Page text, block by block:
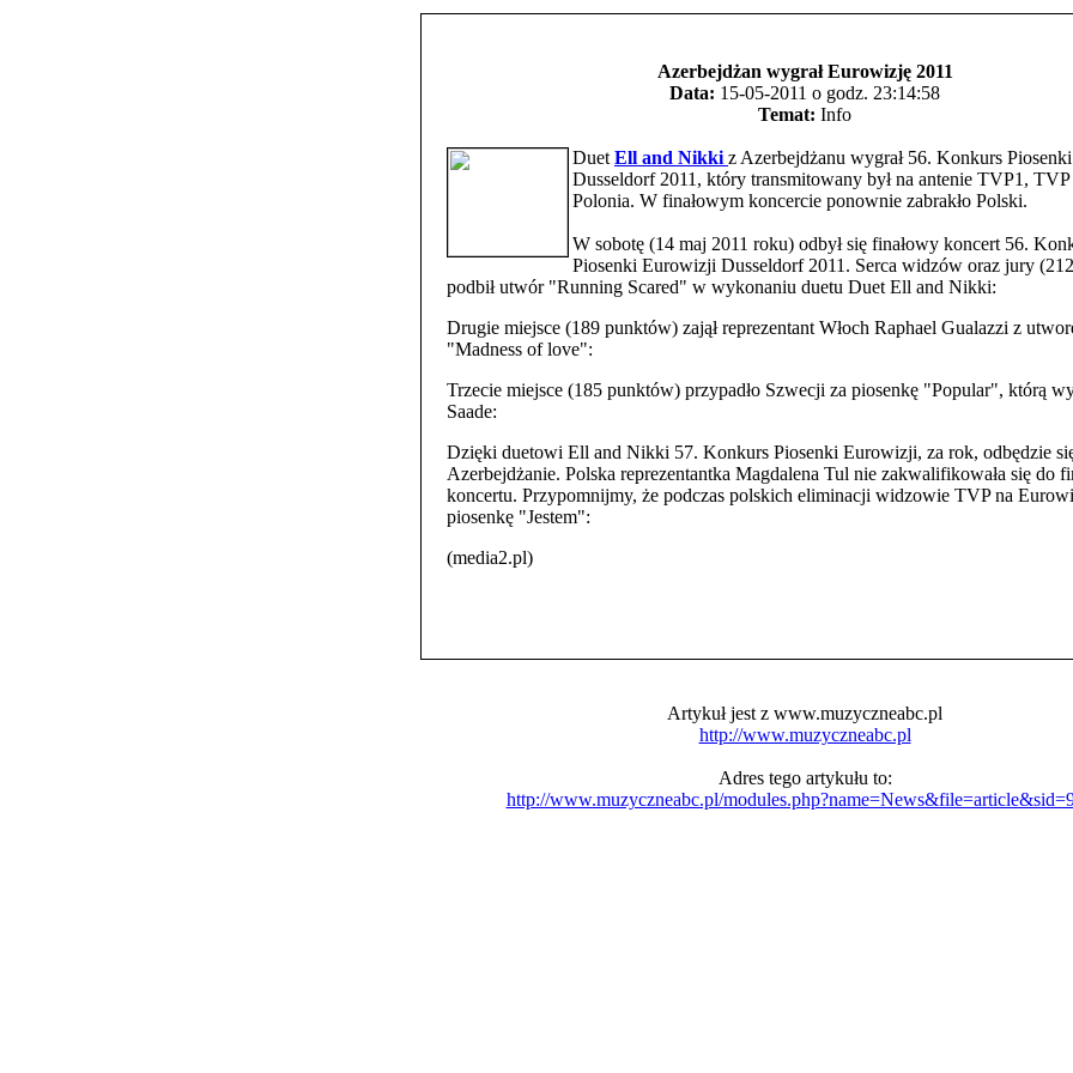
Azerbejdżan wygrał Eurowizję 2011
Data: 15-05-2011 o godz. 23:14:58
Temat: Info
Duet Ell and Nikki z Azerbejdżanu wygrał 56. Konkurs
Dusseldorf 2011, który transmitowany był na antenie TVP1,
Polonia. W finałowym koncercie ponownie zabrakło Polski.
W sobotę (14 maj 2011 roku) odbył się finałowy koncert 56.
Piosenki Eurowizji Dusseldorf 2011. Serca widzów oraz jury
podbił utwór "Running Scared" w wykonaniu duetu Duet Ell and Nikki:
Drugie miejsce (189 punktów) zajął reprezentant Włoch Raphael Gualazzi z
"Madness of love":
Trzecie miejsce (185 punktów) przypadło Szwecji za piosenkę "Popular", którą
Saade:
Dzięki duetowi Ell and Nikki 57. Konkurs Piosenki Eurowizji, za rok, odbędzie
Azerbejdżanie. Polska reprezentantka Magdalena Tul nie zakwalifikowała się do
koncertu. Przypomnijmy, że podczas polskich eliminacji widzowie TVP na
piosenkę "Jestem":
(media2.pl)
Artykuł jest z www.muzyczneabc.pl
http://www.muzyczneabc.pl
Adres tego artykułu to:
http://www.muzyczneabc.pl/